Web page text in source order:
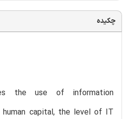
چکیده
the use of information
capital, the level of IT